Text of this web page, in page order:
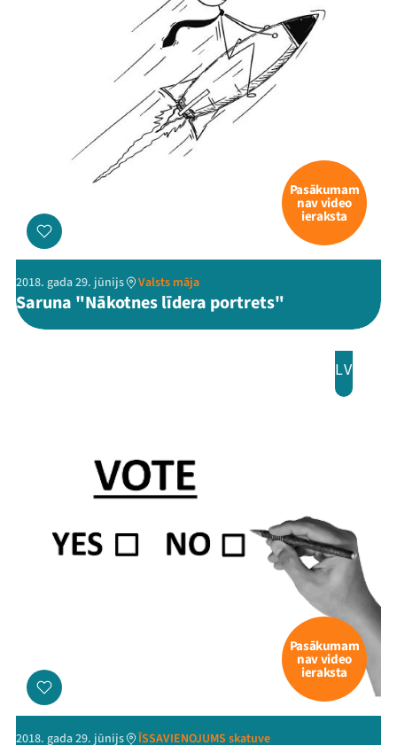
Pasākumam
nav video
ieraksta
2018. gada 29. jūnijs Valsts māja
Saruna "Nākotnes līdera portrets"
LV
Pasākumam
nav video
ieraksta
2018. gada 29. jūnijs ĪSSAVIENOJUMS skatuve